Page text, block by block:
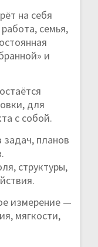
на себя
семья,
и
для
с собой.
задач, планов
структуры,
измерение —
мягкости,